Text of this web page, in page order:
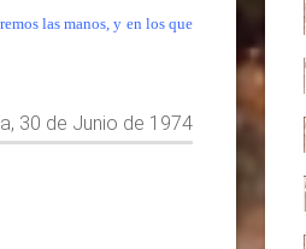
las manos, y en los que
30 de Junio de 1974